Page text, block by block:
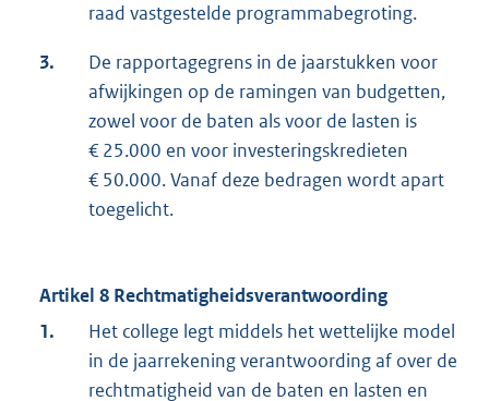
raad vastgestelde programmabegroting.
3.
De rapportagegrens in de jaarstukken voor
afwijkingen op de ramingen van budgetten,
zowel voor de baten als voor de lasten is
€ 25.000 en voor investeringskredieten
€ 50.000. Vanaf deze bedragen wordt apart
toegelicht.
Artikel 8 Rechtmatigheidsverantwoording
1.
Het college legt middels het wettelijke model
in de jaarrekening verantwoording af over de
rechtmatigheid van de baten en lasten en